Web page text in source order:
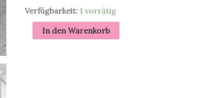
Verfügbarkeit: 1 vorrätig
Geschenkverpackung
In den Warenkorb